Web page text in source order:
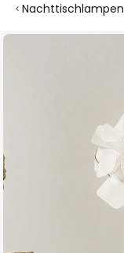
Nachttischlampen
Zum